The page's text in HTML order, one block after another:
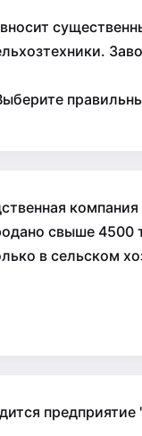
свыше 4500
в сельском